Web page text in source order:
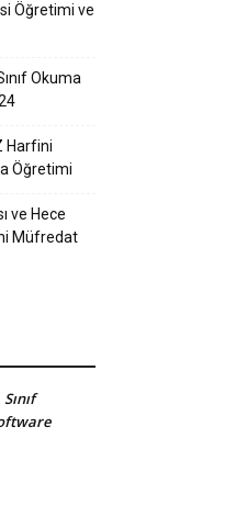
Öğretimi ve
Okuma
Harfini
Öğretimi
ve Hece
Müfredat